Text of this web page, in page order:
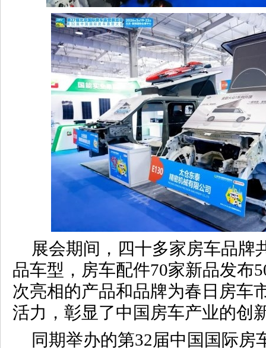
展会期间，四十多家房车品牌
品车型，房车配件70家新品发布
次亮相的产品和品牌为春日房车
活力，彰显了中国房车产业的创
同期举办的第32届中国国际房